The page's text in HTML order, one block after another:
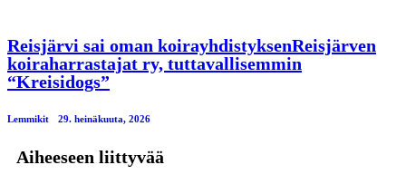
Reisjärvi sai oman koirayhdistyksenReisjärven
koiraharrastajat ry, tuttavallisemmin
“Kreisidogs”
Lemmikit 29. heinäkuuta, 2026
Aiheeseen liittyvää